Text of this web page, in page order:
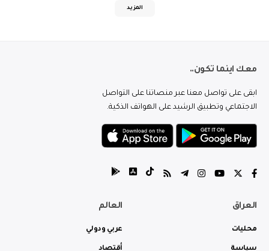
المزيد
معك اينما تكون..
ابقى على تواصل معنا عبر منصاتنا على التواصل
الاجتماعي وتطبيق الرشيد على الهواتف الذكية.
العراق
محليات
سياسة
العالم
عربي ودولي
أقتصاد